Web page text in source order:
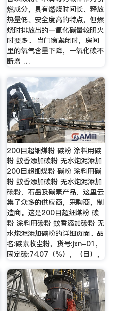
燃成分，具有燃烧时间长、释放
热量低、安全度高的特点，但燃
烧时排放出的一氧化碳量较明火
时要多。 当门窗紧闭时，房间
里的氧气含量下降，一氧化碳不
断增 …
200目超细煤粉 碳粉 涂料用碳
粉 蚊香添加碳粉 无水炮泥添加
200目超细煤粉 碳粉 涂料用碳
粉 蚊香添加碳粉 无水炮泥添加
碳粉，石墨及碳素产品，这里云
集了众多的供应商，采购商，制
造商。这是200目超细煤粉 碳
粉 涂料用碳粉 蚊香添加碳粉 无
水炮泥添加碳粉的详细页面。品
名:碳素收尘粉，货号:jxn-01，
固定碳:74.07（%），（目），